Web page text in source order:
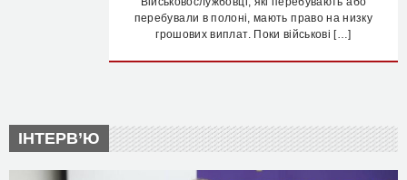
перебували в полоні, мають право на низку
грошових виплат. Поки військові […]
ІНТЕРВ’Ю